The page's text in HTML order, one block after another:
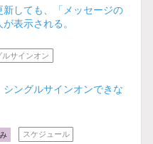
しても、「メッセージの
表示される。
ルサインオン
ングルサインオンできな
スケジュール